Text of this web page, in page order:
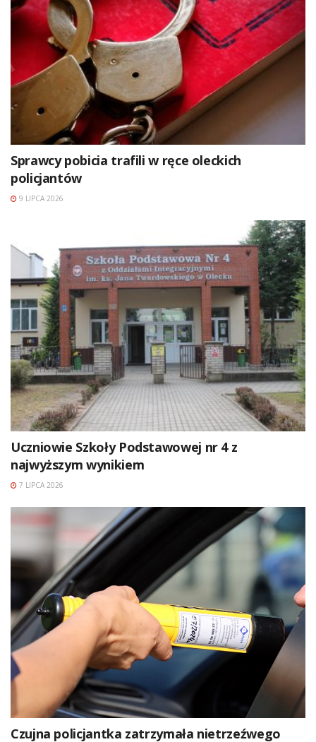
Sprawcy pobicia trafili w ręce oleckich
policjantów
9 LIPCA 2026
Uczniowie Szkoły Podstawowej nr 4 z
najwyższym wynikiem
7 LIPCA 2026
Czujna policjantka zatrzymała nietrzeźwego